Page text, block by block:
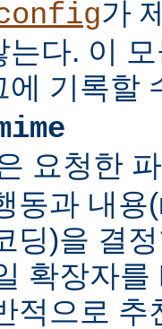
가
는다. 이
에 기록할
요청한
동과 내용
딩)을 결
확장자
적으로 추